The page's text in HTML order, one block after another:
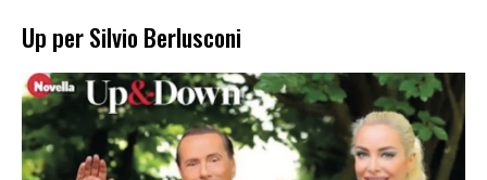
Up per Silvio Berlusconi